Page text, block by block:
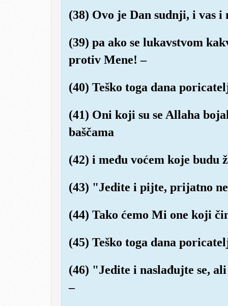
(38) Ovo je Dan sudnji, i vas
(39) pa ako se lukavstvom
protiv Mene! –
(40) Teško toga dana
(41) Oni koji su se Allaha
baščama
(42) i među voćem koje budu
(43) "Jedite i pijte, prijatno
(44) Tako ćemo Mi one koji
(45) Teško toga dana
(46) "Jedite i naslađujte se,
–